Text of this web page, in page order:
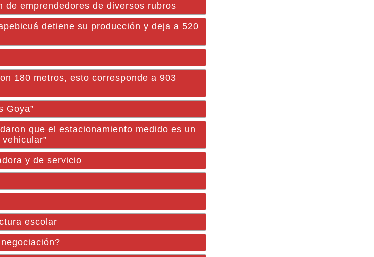
emprendedores de diversos rubros
detiene su producción y deja a 520
180 metros, esto corresponde a 903
Goya”
que el estacionamiento medido es un
y de servicio
escolar